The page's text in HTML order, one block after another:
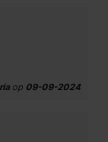
op 09-09-2024